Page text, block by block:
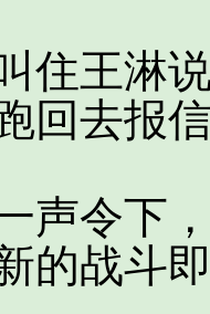
王淋说
回去报
令下，
的战斗